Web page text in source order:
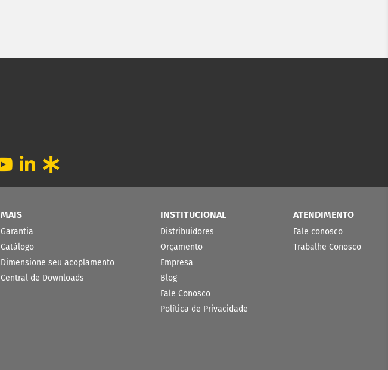
MAIS
Garantia
Catálogo
Dimensione seu acoplamento
Central de Downloads
INSTITUCIONAL
Distribuidores
Orçamento
Empresa
Blog
Fale Conosco
Política de Privacidade
ATENDIMENTO
Fale conosco
Trabalhe Conosco